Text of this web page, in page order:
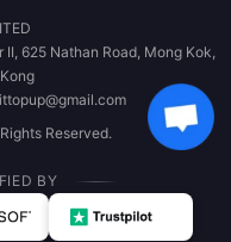
625 Nathan Road, Mong Kok,
Reserved.
BY